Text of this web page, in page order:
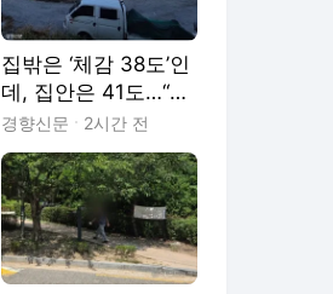
집밖은 ‘체감 38도’인
데, 집안은 41도…“에
어컨 켜도 32도 찜통”
경향신문 2시간 전